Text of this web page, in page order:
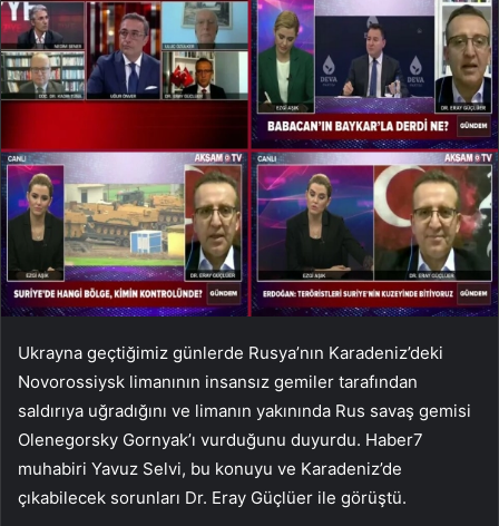
Ukrayna geçtiğimiz günlerde Rusya’nın Karadeniz’deki
Novorossiysk limanının insansız gemiler tarafından
saldırıya uğradığını ve limanın yakınında Rus savaş gemisi
Olenegorsky Gornyak’ı vurduğunu duyurdu. Haber7
muhabiri Yavuz Selvi, bu konuyu ve Karadeniz’de
çıkabilecek sorunları Dr. Eray Güçlüer ile görüştü.